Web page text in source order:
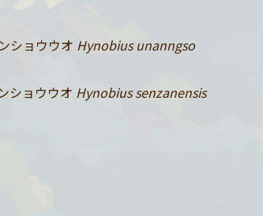
ショウウオ Hynobius unanngso
ショウウオ Hynobius senzanensis